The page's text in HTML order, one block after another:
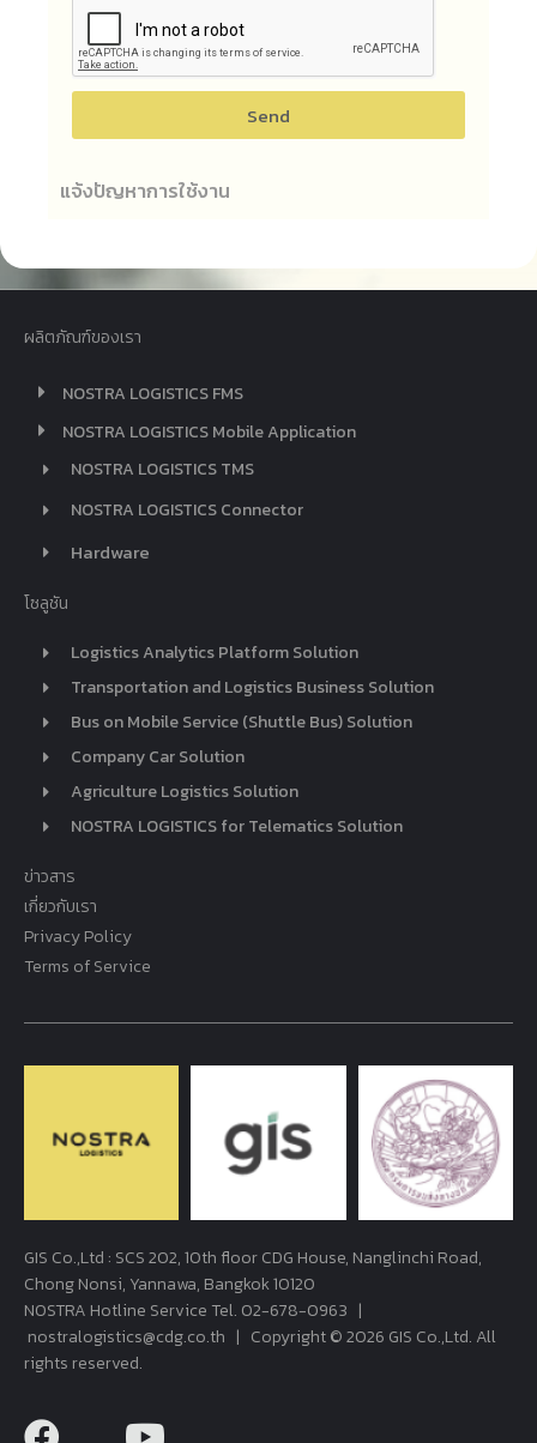
Send
แจ้งปัญหาการใช้งาน
ผลิตภัณฑ์ของเรา
NOSTRA LOGISTICS FMS
NOSTRA LOGISTICS Mobile Application
NOSTRA LOGISTICS TMS
NOSTRA LOGISTICS Connector
Hardware
โซลูชัน
Logistics Analytics Platform Solution
Transportation and Logistics Business Solution
Bus on Mobile Service (Shuttle Bus) Solution
Company Car Solution
Agriculture Logistics Solution
NOSTRA LOGISTICS for Telematics Solution
ข่าวสาร
เกี่ยวกับเรา
Privacy Policy
Terms of Service
GIS Co.,Ltd : SCS 202, 10th floor CDG House, Nanglinchi Road,
Chong Nonsi, Yannawa, Bangkok 10120
NOSTRA Hotline Service Tel. 02-678-0963 |
nostralogistics@cdg.co.th | Copyright © 2026 GIS Co.,Ltd. All
rights reserved.